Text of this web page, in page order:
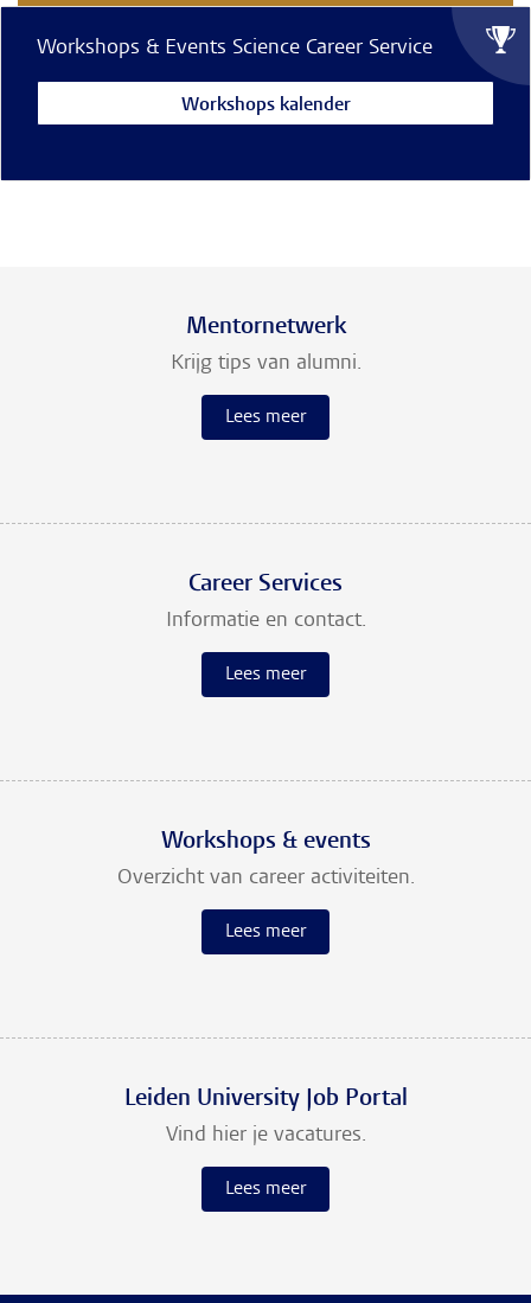
Workshops & Events Science Career Service
Workshops kalender
Mentornetwerk
Krijg tips van alumni.
Lees meer
Career Services
Informatie en contact.
Lees meer
Workshops & events
Overzicht van career activiteiten.
Lees meer
Leiden University Job Portal
Vind hier je vacatures.
Lees meer